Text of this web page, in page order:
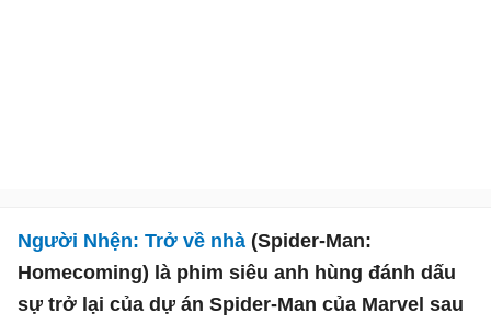
Người Nhện: Trở về nhà (Spider-Man:
Homecoming) là phim siêu anh hùng đánh dấu
sự trở lại của dự án Spider-Man của Marvel sau